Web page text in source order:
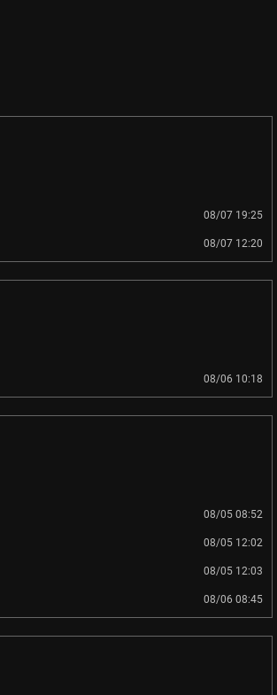
08/07 19:25
08/07 12:20
08/06 10:18
08/05 08:52
08/05 12:02
08/05 12:03
08/06 08:45